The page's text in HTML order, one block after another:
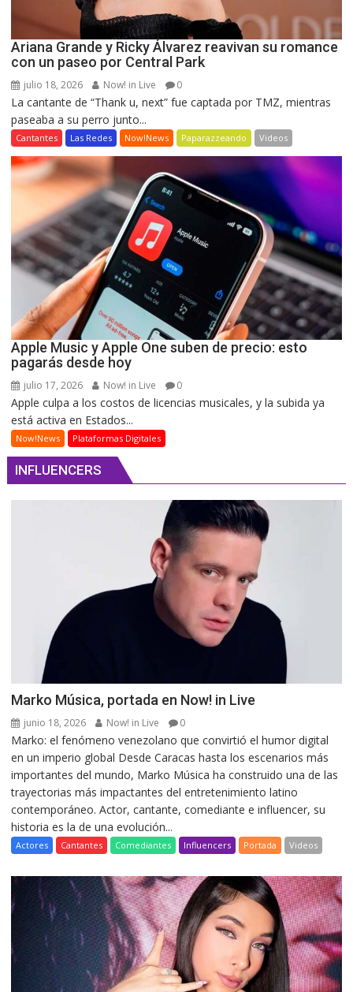
Ariana Grande y Ricky Álvarez reavivan su romance
con un paseo por Central Park
julio 18, 2026 Now! in Live 0
La cantante de “Thank u, next” fue captada por TMZ, mientras
paseaba a su perro junto...
Cantantes Las Redes Now!News Paparazzeando Videos
Apple Music y Apple One suben de precio: esto
pagarás desde hoy
julio 17, 2026 Now! in Live 0
Apple culpa a los costos de licencias musicales, y la subida ya
está activa en Estados...
Now!News Plataformas Digitales
INFLUENCERS
Marko Música, portada en Now! in Live
junio 18, 2026 Now! in Live 0
Marko: el fenómeno venezolano que convirtió el humor digital
en un imperio global Desde Caracas hasta los escenarios más
importantes del mundo, Marko Música ha construido una de las
trayectorias más impactantes del entretenimiento latino
contemporáneo. Actor, cantante, comediante e influencer, su
historia es la de una evolución...
Actores Cantantes Comediantes Influencers Portada Videos